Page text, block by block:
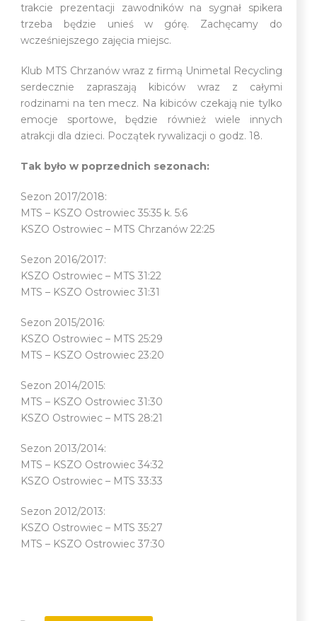
trakcie prezentacji zawodników na sygnał spikera
trzeba będzie unieś w górę. Zachęcamy do
wcześniejszego zajęcia miejsc.
Klub MTS Chrzanów wraz z firmą Unimetal Recycling
serdecznie zapraszają kibiców wraz z całymi
rodzinami na ten mecz. Na kibiców czekają nie tylko
emocje sportowe, będzie również wiele innych
atrakcji dla dzieci. Początek rywalizacji o godz. 18.
Tak było w poprzednich sezonach:
Sezon 2017/2018:
MTS – KSZO Ostrowiec 35:35 k. 5:6
KSZO Ostrowiec – MTS Chrzanów 22:25
Sezon 2016/2017:
KSZO Ostrowiec – MTS 31:22
MTS – KSZO Ostrowiec 31:31
Sezon 2015/2016:
KSZO Ostrowiec – MTS 25:29
MTS – KSZO Ostrowiec 23:20
Sezon 2014/2015:
MTS – KSZO Ostrowiec 31:30
KSZO Ostrowiec – MTS 28:21
Sezon 2013/2014:
MTS – KSZO Ostrowiec 34:32
KSZO Ostrowiec – MTS 33:33
Sezon 2012/2013:
KSZO Ostrowiec – MTS 35:27
MTS – KSZO Ostrowiec 37:30